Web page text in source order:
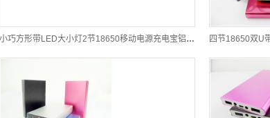
小巧方形带LED大小灯2节18650移动电源充电宝铝合金外壳(适合礼品) 四节18650双U